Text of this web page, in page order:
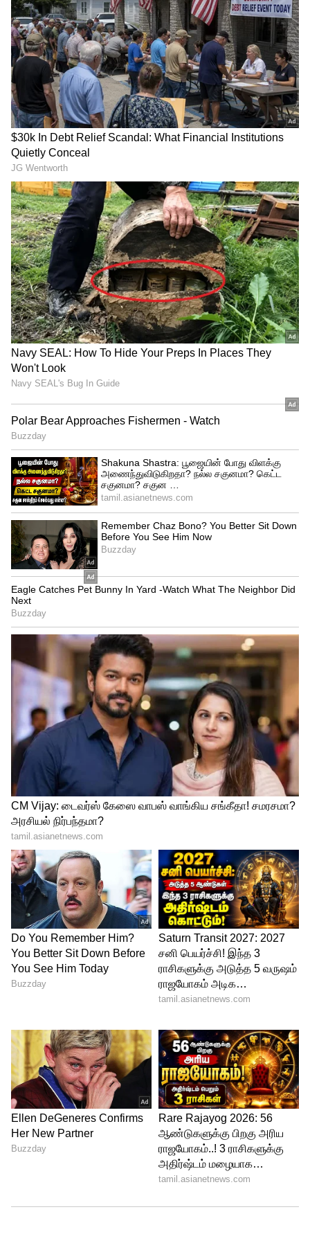
மருத்துவமனைக்கா கூடுதல் நிதி
ஒதுக்கப்பட்டு உள்ளது. எய்ம்ஸ் எங்கு
அமைக்கலாம் என்று சிக்கல் எழுந்த
நிலையில், மதுரையில் கட்ட முடிவு
செய்தோம்.
மேலும் செய்திகளுக்கு..
கைவிட்டு கள்ளக்காதலனுடன்
உல்லாசமாக இருந்த மனைவி..
அதுக்குன்னு இப்படியா பண்றது ?
அதிர்ச்சி சம்பவம்
அதற்கான தொகை ஒதுக்கப்பட்ட
நிலையில், இன்று எய்ம்ஸ்
மருத்துவமனையின் முதற்கட்ட பணிகளில்
95% முடிவடைந்துள்ளன. விரைவில் எய்ம்ஸ்
மருத்துவமனை நாட்டுக்கு
அர்ப்பணிக்கப்படும்’ என்று பேசியிருந்தார்.
எய்ம்ஸ் குறித்த நட்டாவின் இந்த பேச்சு
இணையத்தில் வேகமாகப் பரவியது.
மதுரை எய்ம்ஸ் கட்டுமான பணிகளில்
சுற்றுச் சுவரைத் தவிர எதுவும் கட்டவில்லை
என்று இணையத்தில் பலரும் சாடி
வந்தனர்.
டிஎன்ஃபிஎல் கிரிக்கெட்:
திண்டுக்கல் டிராகன்ஸை வீழ்த்தி
நெல்லை ராயல் கிங்ஸ் அபார
வெற்றி!
சேப்பாக் சூப்பர் கில்லீஸ்
அணியை வீழ்த்தி ஐடிரீம்
திருப்பூர் தமிழன்ஸ் அபார
வெற்றி!